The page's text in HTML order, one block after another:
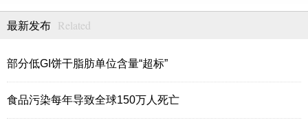
最新发布 Related
部分低GI饼干脂肪单位含量“超标”
食品污染每年导致全球150万人死亡